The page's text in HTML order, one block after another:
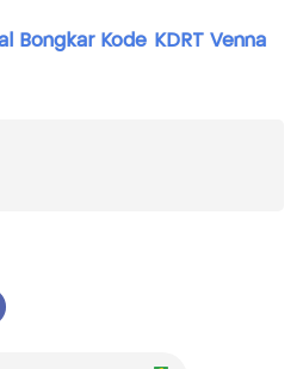
Bongkar Kode KDRT Venna